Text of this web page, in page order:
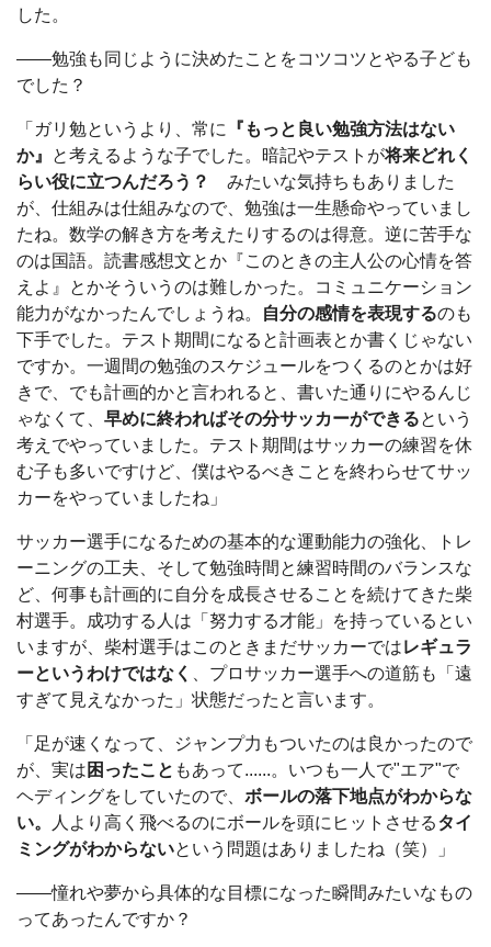
した。
――勉強も同じように決めたことをコツコツとやる子ども
でした？
「ガリ勉というより、常に 『もっと良い勉強方法はない
か』
と考えるような子でした。暗記やテストが将来どれく
らい役に立つんだろう？
みたいな気持ちもありました
が、仕組みは仕組みなので、勉強は一生懸命やっていまし
たね。数学の解き方を考えたりするのは得意。逆に苦手な
のは国語。読書感想文とか『このときの主人公の心情を答
えよ』とかそういうのは難しかった。コミュニケーション
能力がなかったんでしょうね。
自分の感情を表現するのも
下手でした。テスト期間になると計画表とか書くじゃない
ですか。一週間の勉強のスケジュールをつくるのとかは好
きで、でも計画的かと言われると、書いた通りにやるんじ
ゃなくて、 早めに終わればその分サッカーができるという
考えでやっていました。テスト期間はサッカーの練習を休
む子も多いですけど、僕はやるべきことを終わらせてサッ
カーをやっていましたね」
サッカー選手になるための基本的な運動能力の強化、トレ
ーニングの工夫、そして勉強時間と練習時間のバランスな
ど、何事も計画的に自分を成長させることを続けてきた柴
村選手。成功する人は「努力する才能」を持っているとい
いますが、柴村選手はこのときまだサッカーではレギュラ
ーというわけではなく 、プロサッカー選手への道筋も「遠
すぎて見えなかった」状態だったと言います。
「足が速くなって、ジャンプ力もついたのは良かったので
が、実は 困ったこと もあって......。いつも一人で"エア"で
ヘディングをしていたので、 ボールの落下地点がわからな
い。
人より高く飛べるのにボールを頭にヒットさせるタイ
ミングがわからないという問題はありましたね（笑）」
――憧れや夢から具体的な目標になった瞬間みたいなもの
ってあったんですか？